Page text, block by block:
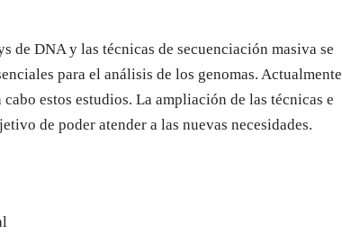
de DNA y las técnicas de secuenciación masiva se
para el análisis de los genomas. Actualmente
estos estudios. La ampliación de las técnicas e
de poder atender a las nuevas necesidades.